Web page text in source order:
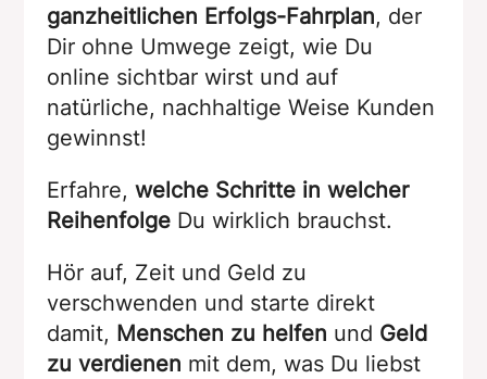
ganzheitlichen Erfolgs-Fahrplan, der
Dir ohne Umwege zeigt, wie Du
online sichtbar wirst und auf
natürliche, nachhaltige Weise Kunden
gewinnst!
Erfahre, welche Schritte in welcher
ReihenfolgeDu wirklich brauchst.
Hör auf, Zeit und Geld zu
verschwenden und starte direkt
damit, Menschen zu helfen und Geld
zu verdienen mit dem, was Du liebst